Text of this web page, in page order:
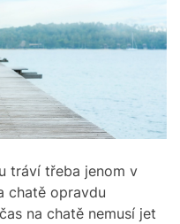
tráví třeba jenom v
chatě opravdu
na chatě nemusí jet